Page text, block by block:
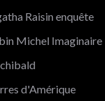
Raisin enquête
Michel Imaginaire
d'Amérique